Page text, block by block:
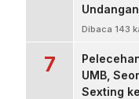
DPP
2024
Dibaca 143
7
UMB,
Sexting